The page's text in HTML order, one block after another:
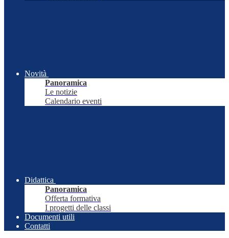
Novità
Panoramica
Le notizie
Calendario eventi
Didattica
Panoramica
Offerta formativa
I progetti delle classi
Documenti utili
Contatti